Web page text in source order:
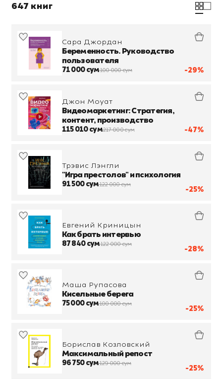
647 книг
-29%
Сара Джордан
Беременность. Руководство
пользователя
71 000 сум100 000 сум
-47%
Джон Моуат
Видеомаркетинг: Стратегия,
контент, производство
115 010 сум217 000 сум
-25%
Трэвис Лэнгли
"Игра престолов" и психология
91 500 сум122 000 сум
-28%
Евгений Криницын
Как брать интервью
87 840 сум122 000 сум
-25%
Маша Рупасова
Кисельные берега
75 000 сум100 000 сум
-25%
Борислав Козловский
Максимальный репост
96 750 сум129 000 сум